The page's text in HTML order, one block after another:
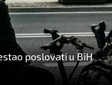
poslovati u BiH